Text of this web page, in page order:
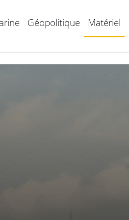
Géopolitique Matériel